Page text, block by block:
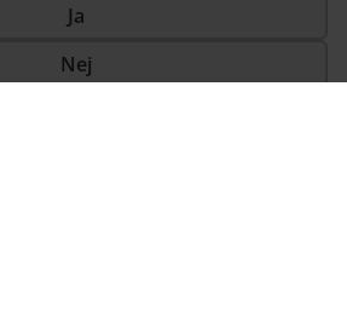
Ja
Nej